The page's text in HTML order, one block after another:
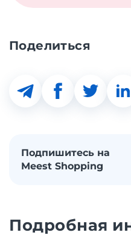
Поделиться
Подпишитесь на
Meest Shopping
Подробная